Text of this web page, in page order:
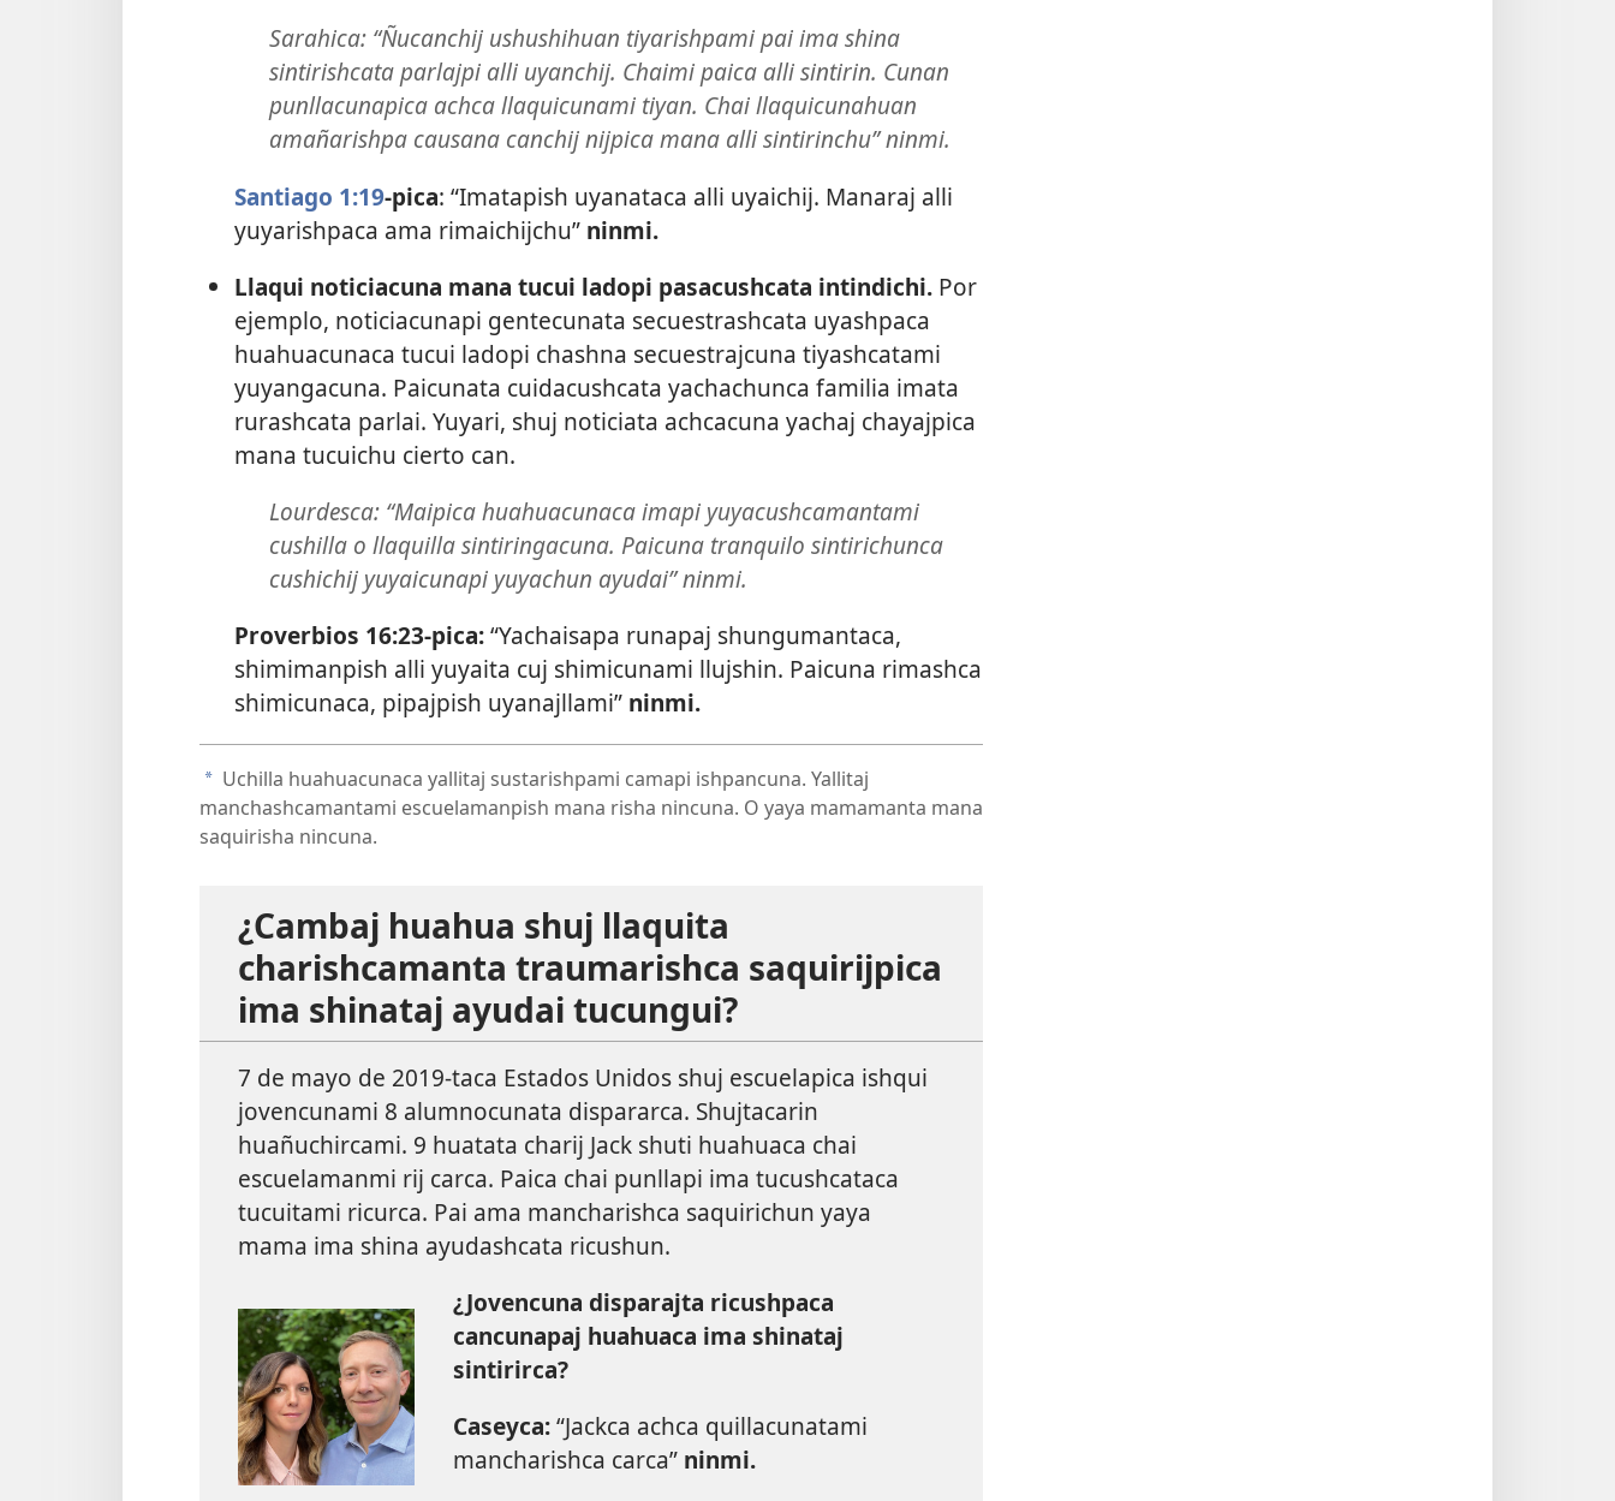
Sarahica: “Ñucanchij ushushihuan tiyarishpami pai ima shina
sintirishcata parlajpi alli uyanchij. Chaimi paica alli sintirin. Cunan
punllacunapica achca llaquicunami tiyan. Chai llaquicunahuan
amañarishpa causana canchij nijpica mana alli sintirinchu” ninmi.
Santiago 1:19-pica: “Imatapish uyanataca alli uyaichij. Manaraj alli
yuyarishpaca ama rimaichijchu” ninmi.
Llaqui noticiacuna mana tucui ladopi pasacushcata intindichi.Por
ejemplo, noticiacunapi gentecunata secuestrashcata uyashpaca
huahuacunaca tucui ladopi chashna secuestrajcuna tiyashcatami
yuyangacuna. Paicunata cuidacushcata yachachunca familia imata
rurashcata parlai. Yuyari, shuj noticiata achcacuna yachaj chayajpica
mana tucuichu cierto can.
Lourdesca: “Maipica huahuacunaca imapi yuyacushcamantami
cushilla o llaquilla sintiringacuna. Paicuna tranquilo sintirichunca
cushichij yuyaicunapi yuyachun ayudai” ninmi.
Proverbios 16:23-pica:“Yachaisapa runapaj shungumantaca,
shimimanpish alli yuyaita cuj shimicunami llujshin. Paicuna rimashca
shimicunaca, pipajpish uyanajllami” ninmi.
a Uchilla huahuacunaca yallitaj sustarishpami camapi ishpancuna. Yallitaj
manchashcamantami escuelamanpish mana risha nincuna. O yaya mamamanta mana
saquirisha nincuna.
¿Cambaj huahua shuj llaquita
charishcamanta traumarishca saquirijpica
ima shinataj ayudai tucungui?
7 de mayo de 2019-taca Estados Unidos shuj escuelapica ishqui
jovencunami 8 alumnocunata dispararca. Shujtacarin
huañuchircami. 9 huatata charij Jack shuti huahuaca chai
escuelamanmi rij carca. Paica chai punllapi ima tucushcataca
tucuitami ricurca. Pai ama mancharishca saquirichun yaya
mama ima shina ayudashcata ricushun.
¿Jovencuna disparajta ricushpaca
cancunapaj huahuaca ima shinataj
sintirirca?
Caseyca:“Jackca achca quillacunatami
mancharishca carca” ninmi.